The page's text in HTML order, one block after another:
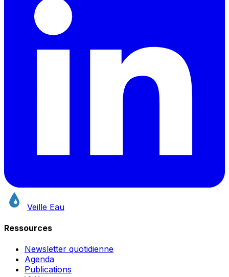
Veille Eau
Ressources
Newsletter quotidienne
Agenda
Publications